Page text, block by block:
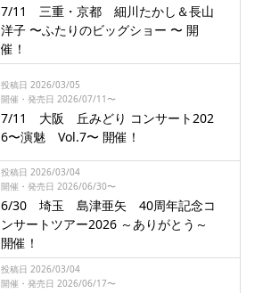
7/11 三重・京都 細川たかし＆長山
洋子 〜ふたりのビッグショー 〜 開
催！
投稿日 2026/03/05
開催・発売日 2026/07/11〜
7/11 大阪 丘みどり コンサート202
6〜演魅 Vol.7〜 開催！
投稿日 2026/03/04
開催・発売日 2026/06/30〜
6/30 埼玉 島津亜矢 40周年記念コ
ンサートツアー2026 ～ありがとう～
開催！
投稿日 2026/03/04
開催・発売日 2026/06/17〜